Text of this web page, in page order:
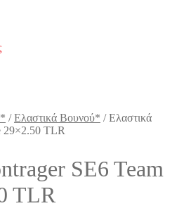
/Ελαστικά Βουνού* /Ελαστικά
29×2.50 TLR
SE6 Team
TLR